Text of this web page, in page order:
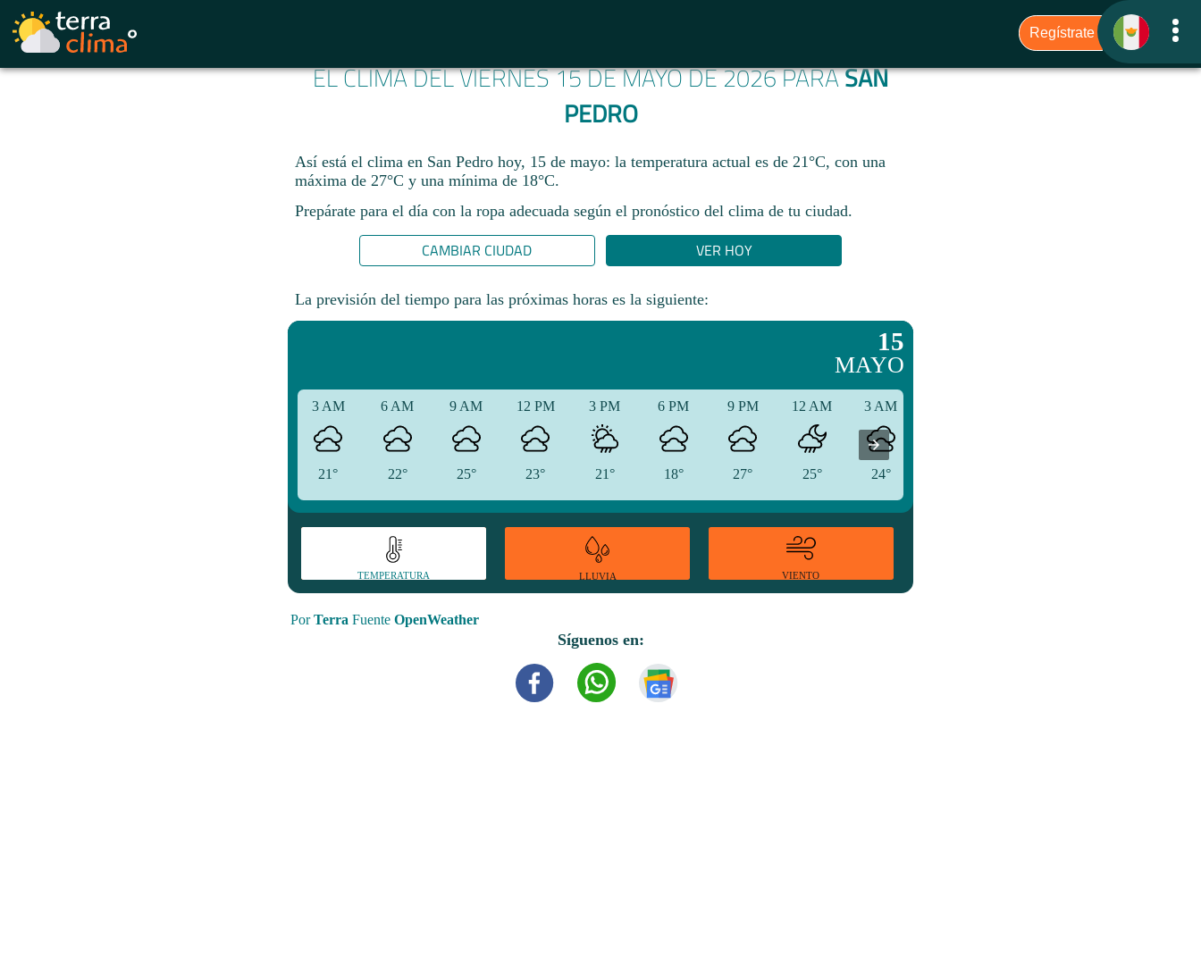
EL CLIMA DEL VIERNES 15 DE MAYO DE 2026 PARASAN
PEDRO
Así está el clima en San Pedro hoy, 15 de mayo: la temperatura actual es de 21°C, con una
máxima de 27°C y una mínima de 18°C.
Prepárate para el día con la ropa adecuada según el pronóstico del clima de tu ciudad.​
CAMBIAR CIUDAD VER HOY
La previsión del tiempo para las próximas horas es la siguiente:
15
MAYO
3 AM
21°
6 AM
22°
9 AM
25°
12 PM
23°
3 PM
21°
6 PM
18°
9 PM
27°
12 AM
25°
3 AM
24°
TEMPERATURA LLUVIA VIENTO
PorTerra Fuente OpenWeather
Síguenos en: